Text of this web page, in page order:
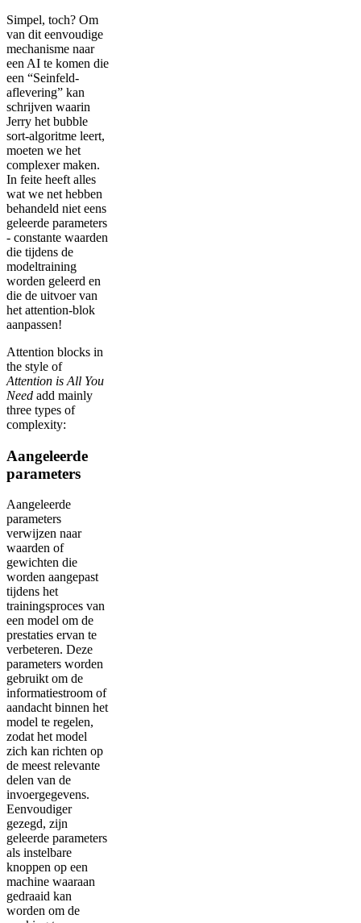
Simpel, toch? Om
van dit eenvoudige
mechanisme naar
een AI te komen die
een “Seinfeld-
aflevering” kan
schrijven waarin
Jerry het bubble
sort-algoritme leert,
moeten we het
complexer maken.
In feite heeft alles
wat we net hebben
behandeld niet eens
geleerde parameters
- constante waarden
die tijdens de
modeltraining
worden geleerd en
die de uitvoer van
het attention-blok
aanpassen!
Attention blocks in
the style of
Attention is All You
Need add mainly
three types of
complexity:
Aangeleerde
parameters
Aangeleerde
parameters
verwijzen naar
waarden of
gewichten die
worden aangepast
tijdens het
trainingsproces van
een model om de
prestaties ervan te
verbeteren. Deze
parameters worden
gebruikt om de
informatiestroom of
aandacht binnen het
model te regelen,
zodat het model
zich kan richten op
de meest relevante
delen van de
invoergegevens.
Eenvoudiger
gezegd, zijn
geleerde parameters
als instelbare
knoppen op een
machine waaraan
gedraaid kan
worden om de